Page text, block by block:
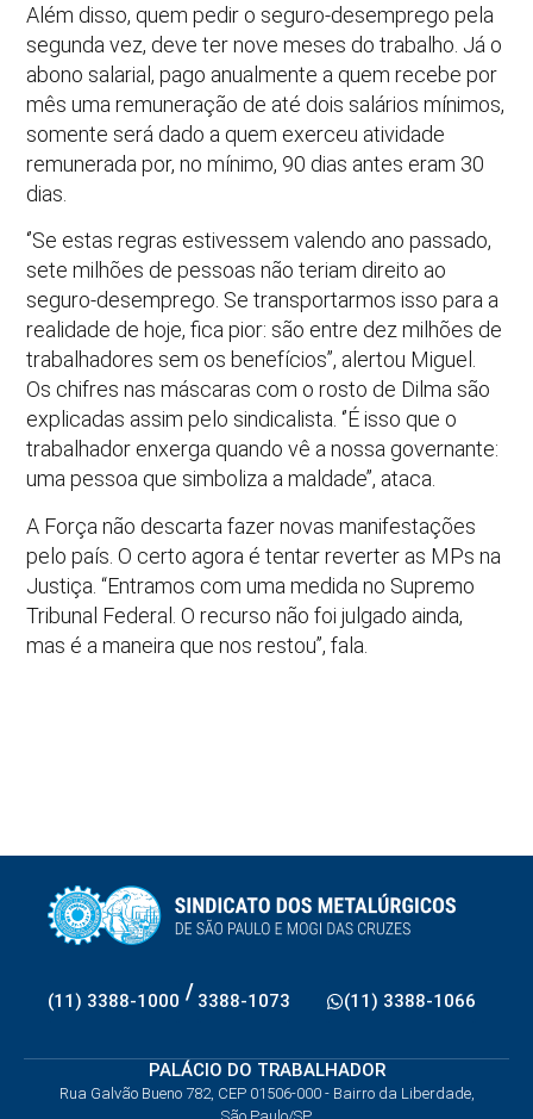
Além disso, quem pedir o seguro-desemprego pela
segunda vez, deve ter nove meses do trabalho. Já o
abono salarial, pago anualmente a quem recebe por
mês uma remuneração de até dois salários mínimos,
somente será dado a quem exerceu atividade
remunerada por, no mínimo, 90 dias antes eram 30
dias.
‘’Se estas regras estivessem valendo ano passado,
sete milhões de pessoas não teriam direito ao
seguro-desemprego. Se transportarmos isso para a
realidade de hoje, fica pior: são entre dez milhões de
trabalhadores sem os benefícios’’, alertou Miguel.
Os chifres nas máscaras com o rosto de Dilma são
explicadas assim pelo sindicalista. ‘’É isso que o
trabalhador enxerga quando vê a nossa governante:
uma pessoa que simboliza a maldade’’, ataca.
A Força não descarta fazer novas manifestações
pelo país. O certo agora é tentar reverter as MPs na
Justiça. “Entramos com uma medida no Supremo
Tribunal Federal. O recurso não foi julgado ainda,
mas é a maneira que nos restou’’, fala.
(11) 3388-1000 / 3388-1073 (11) 3388-1066
PALÁCIO DO TRABALHADOR
Rua Galvão Bueno 782, CEP 01506-000 - Bairro da Liberdade,